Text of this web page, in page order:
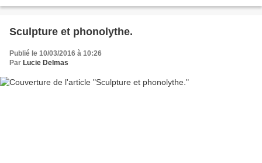
Sculpture et phonolythe.
Publié le 10/03/2016 à 10:26
Par Lucie Delmas